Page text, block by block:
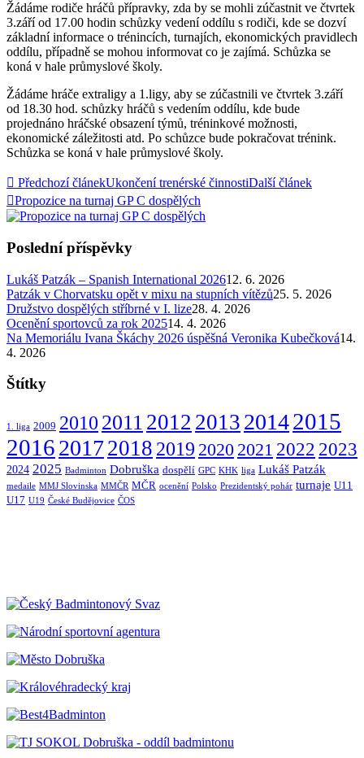
Žádáme rodiče hráčů přípravky, zda by se mohli zúčastnit ve čtvrtek
3.září od 17.00 hodin schůzky vedení oddílu s rodiči, kde se dozví
základní informace o trénincích, turnajích, ekonomických pravidlech
oddílu, případně se mohou informovat co je zajímá. Schůzka se
koná v hale průmyslové školy.
Žádáme hráče extraligy a 1.ligy, aby se zúčastnili ve čtvrtek 3.září
od 18.30 hod. schůzky hráčů s vedením oddílu, kde bude
projednáno hráčské obsazení týmů, tréninkové možnosti,
ekonomické záležitosti atd. Po schůzce bude pokračovat trénink.
Schůzka se koná v hale průmyslové školy.
Předchozí článekUkončení trenérské činnostiDalší článek
Propozice na turnaj GP C dospělých
Poslední příspěvky
Lukáš Patzák – Spanish International 202612. 6. 2026
Patzák v Chorvatsku opět v mixu na stupních vítězů25. 5. 2026
Družstvo dospělých stříbrné v I. lize28. 4. 2026
Ocenění sportovců za rok 202514. 4. 2026
Na Memoriálu Ivana Škáchy 2026 úspěšná Veronika Kubečková14.
4. 2026
Štítky
1. liga 2009 2010 2011 2012 2013 20142015
201620172018 2019 2020 2021 2022 2023
2024 2025 Badminton Dobruška dospělí GPC KHK liga Lukáš Patzák
medaile MMJ Slovinska MMČR MČR ocenění Polsko Prezidentský pohár turnaje U11
U17 U19 České Budějovice ČOS